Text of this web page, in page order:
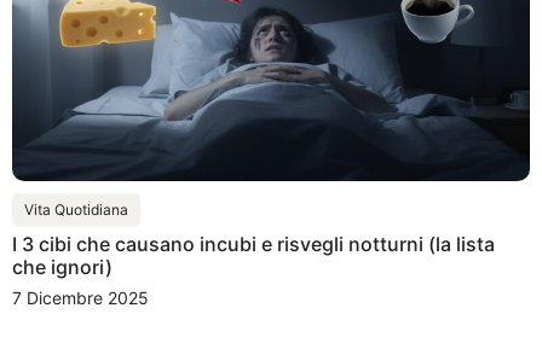
Vita Quotidiana
I 3 cibi che causano incubi e risvegli notturni (la lista
che ignori)
7 Dicembre 2025